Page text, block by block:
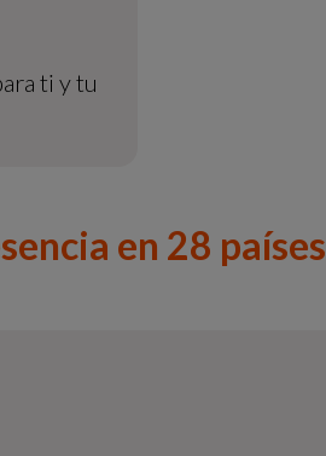
ti y tu
en 28 países